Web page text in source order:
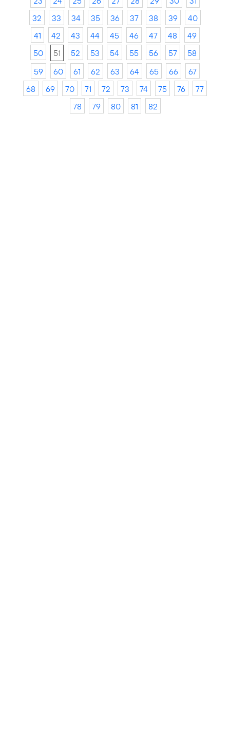
32
33 34 35 36 37 38 39
40
41
42 43 44 45 46 47 48
49
50
51 52 53 54 55 56 57
58
59
60 61 62 63 64 65 66
67
68
69 70 71 72 73 74 75 76
77
78
79 80 81 82